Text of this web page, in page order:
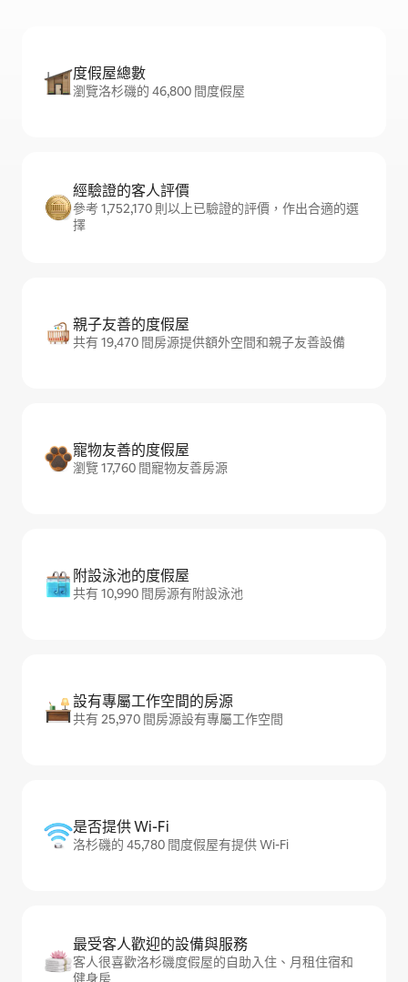
度假屋總數
瀏覽洛杉磯的 46,800 間度假屋
經驗證的客人評價
參考 1,752,170 則以上已驗證的評價，作出合適的選
擇
親子友善的度假屋
共有 19,470 間房源提供額外空間和親子友善設備
寵物友善的度假屋
瀏覽 17,760 間寵物友善房源
附設泳池的度假屋
共有 10,990 間房源有附設泳池
設有專屬工作空間的房源
共有 25,970 間房源設有專屬工作空間
是否提供 Wi-Fi
洛杉磯的 45,780 間度假屋有提供 Wi-Fi
最受客人歡迎的設備與服務
客人很喜歡洛杉磯度假屋的自助入住、月租住宿和
健身房